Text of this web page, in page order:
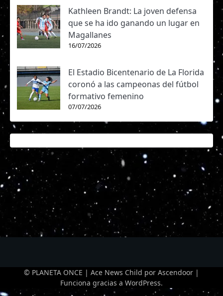
Kathleen Brandt: La joven defensa
que se ha ido ganando un lugar en
Magallanes
16/07/2026
El Estadio Bicentenario de La Florida
coronó a las campeonas del fútbol
formativo femenino
07/07/2026
© PLANETA ONCE | Ace News Child por Ascendoor |
Funciona gracias a WordPress.